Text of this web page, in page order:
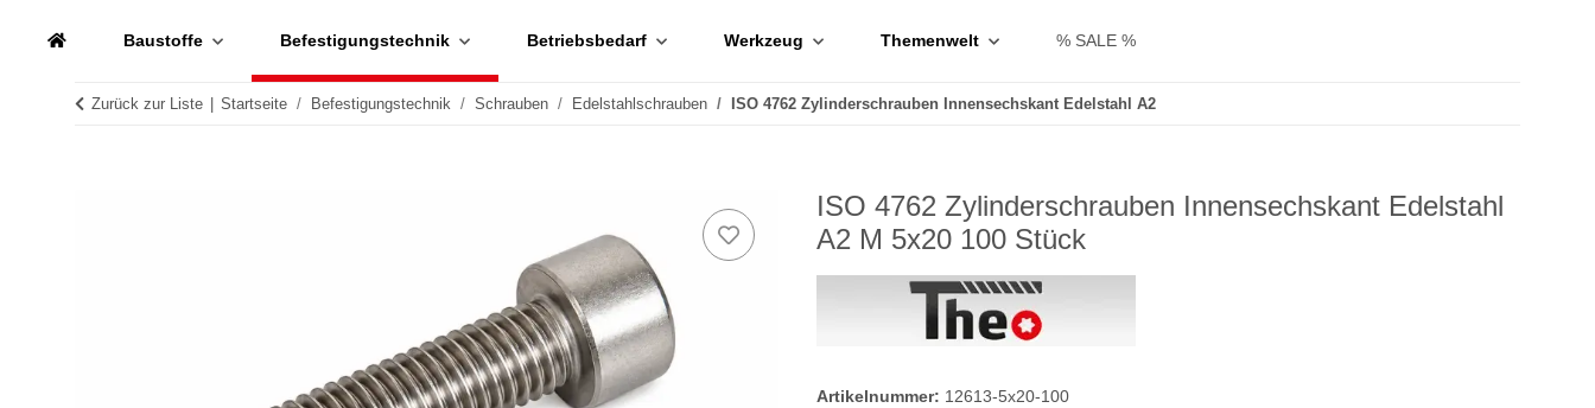
Baustoffe Befestigungstechnik Betriebsbedarf Werkzeug Themenwelt % SALE %
Zurück zur Liste Startseite Befestigungstechnik Schrauben Edelstahlschrauben ISO 4762 Zylinderschrauben Innensechskant Edelstahl A2
ISO 4762 Zylinderschrauben Innensechskant Edelstahl
A2 M 5x20 100 Stück
Artikelnummer: 12613-5x20-100